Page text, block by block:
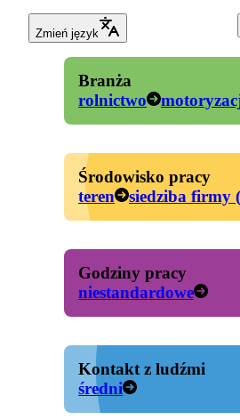
Zmień język
Branża
rolnictwo
Środowisko pracy
teren
siedziba firmy
Godziny pracy
niestandardowe
Kontakt z ludźmi
średni